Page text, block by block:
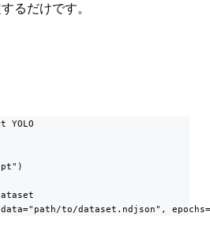
るだけです。
to/dataset.ndjson",